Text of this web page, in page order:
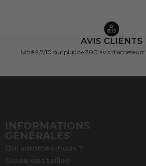
AVIS CLIENTS
Noté 9,7/10 sur plus de 300 avis d’acheteurs.
INFORMATIONS
GÉNÉRALES
Qui sommes-nous ?
Guide des tailles